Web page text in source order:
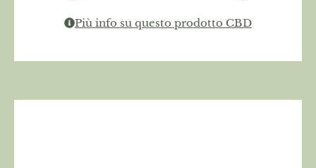
Più info su questo prodotto CBD